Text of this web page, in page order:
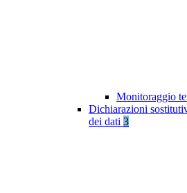
Monitoraggio
Dichiarazioni
dei dati 3